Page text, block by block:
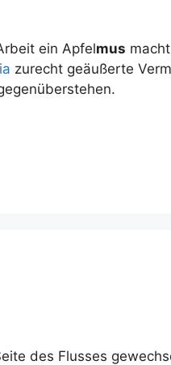
ein Apfelmus
zurecht geäußerte
des Flusses